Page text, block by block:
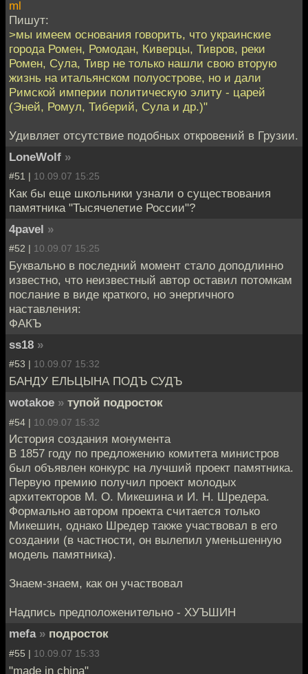
ml
Пишут:
>мы имеем основания говорить, что украинские
города Ромен, Ромодан, Киверцы, Тивров, реки
Ромен, Сула, Тивр не только нашли свою вторую
жизнь на итальянском полуострове, но и дали
Римской империи политическую элиту - царей
(Эней, Ромул, Тиберий, Сула и др.)"
Удивляет отсутствие подобных откровений в Грузии.
LoneWolf »
#51 | 10.09.07 15:25
Как бы еще школьники узнали о существования
памятника "Тысячелетие России"?
4pavel »
#52 | 10.09.07 15:25
Буквально в последний момент стало доподлинно
известно, что неизвестный автор оставил потомкам
послание в виде краткого, но энергичного
наставления:
ФАКЪ
ss18 »
#53 | 10.09.07 15:32
БАНДУ ЕЛЬЦЫНА ПОДЪ СУДЪ
wotakoe » тупой подросток
#54 | 10.09.07 15:32
История создания монумента
В 1857 году по предложению комитета министров
был объявлен конкурс на лучший проект памятника.
Первую премию получил проект молодых
архитекторов М. О. Микешина и И. Н. Шредера.
Формально автором проекта считается только
Микешин, однако Шредер также участвовал в его
создании (в частности, он вылепил уменьшенную
модель памятника).
Знаем-знаем, как он участвовал
Надпись предположенительно - ХУЪШИН
mefa » подросток
#55 | 10.09.07 15:33
"made in china"